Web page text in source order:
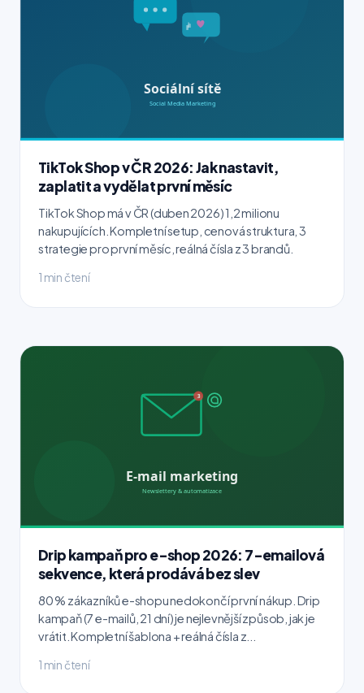
TikTok Shop v ČR 2026: Jak nastavit,
zaplatit a vydělat první měsíc
TikTok Shop má v ČR (duben 2026) 1,2 milionu
nakupujících. Kompletní setup, cenová struktura, 3
strategie pro první měsíc, reálná čísla z 3 brandů.
1 min čtení
Drip kampaň pro e-shop 2026: 7-emailová
sekvence, která prodává bez slev
80 % zákazníků e-shopu nedokončí první nákup. Drip
kampaň (7 e-mailů, 21 dní) je nejlevnější způsob, jak je
vrátit. Kompletní šablona + reálná čísla z...
1 min čtení